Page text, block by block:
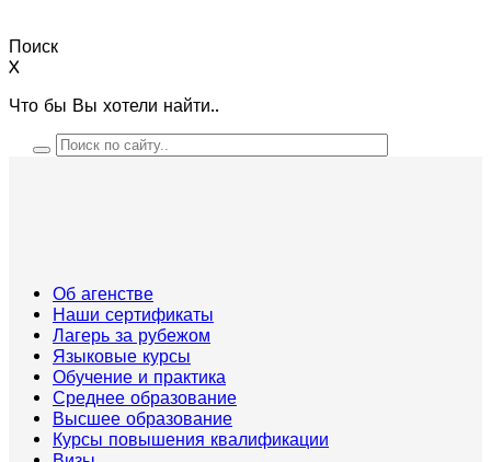
Поиск
X
Что бы Вы хотели найти..
Об агенстве
Наши сертификаты
Лагерь за рубежом
Языковые курсы
Обучение и практика
Среднее образование
Высшее образование
Курсы повышения квалификации